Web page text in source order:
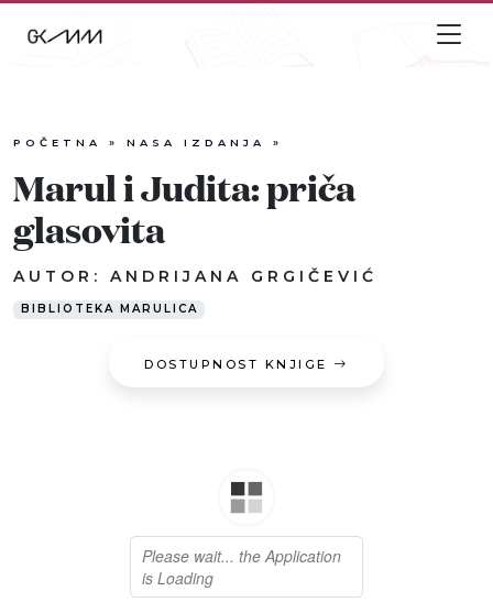
Recenzije
POČETNA » NASA IZDANJA »
Marul i Judita: priča
glasovita
AUTOR: ANDRIJANA GRGIČEVIĆ
BIBLIOTEKA MARULICA
DOSTUPNOST KNJIGE